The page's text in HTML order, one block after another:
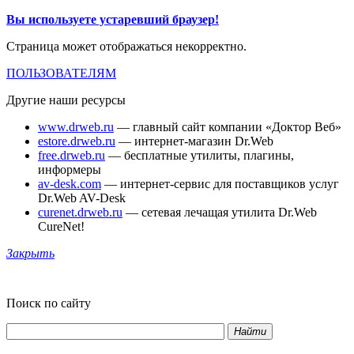
Вы используете устаревший браузер!
Страница может отображаться некорректно.
ПОЛЬЗОВАТЕЛЯМ
Другие наши ресурсы
www.drweb.ru — главный сайт компании «Доктор Веб»
estore.drweb.ru — интернет-магазин Dr.Web
free.drweb.ru — бесплатные утилиты, плагины,
информеры
av-desk.com — интернет-сервис для поставщиков услуг
Dr.Web AV-Desk
curenet.drweb.ru — сетевая лечащая утилита Dr.Web
CureNet!
Закрыть
Поиск по сайту
Найти